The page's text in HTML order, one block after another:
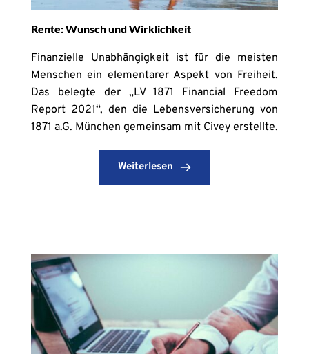
Rente: Wunsch und Wirklichkeit
Finanzielle Unabhängigkeit ist für die meisten
Menschen ein elementarer Aspekt von Freiheit.
Das belegte der „LV 1871 Financial Freedom
Report 2021“, den die Lebensversicherung von
1871 a.G. München gemeinsam mit Civey erstellte.
Weiterlesen